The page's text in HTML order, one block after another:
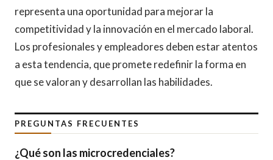
representa una oportunidad para mejorar la
competitividad y la innovación en el mercado laboral.
Los profesionales y empleadores deben estar atentos
a esta tendencia, que promete redefinir la forma en
que se valoran y desarrollan las habilidades.
PREGUNTAS FRECUENTES
¿Qué son las microcredenciales?